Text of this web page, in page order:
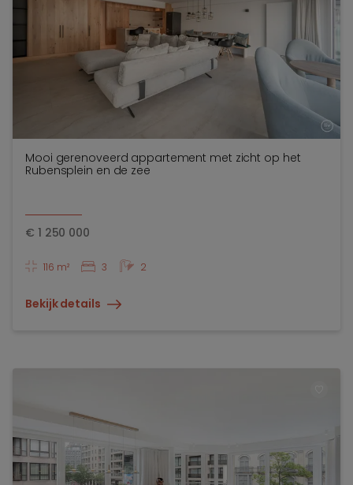
Mooi gerenoveerd appartement met zicht op het
Rubensplein en de zee
€ 1 250 000
116 m² 3 2
Bekijk details